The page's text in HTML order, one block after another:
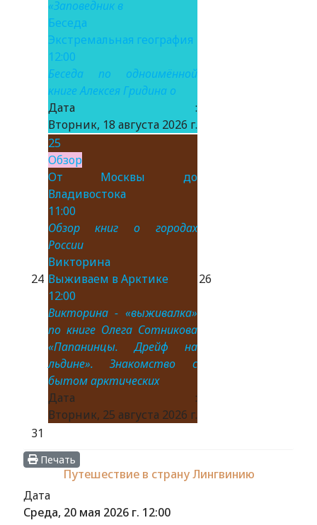
«Заповедник в
Беседа
Экстремальная география
12:00
Беседа по одноимённой
книге Алексея Гридина о
Дата :
Вторник, 18 августа 2026 г.
24
25
Обзор
От Москвы до
Владивостока
11:00
Обзор книг о городах
России
Викторина
Выживаем в Арктике
12:00
Викторина - «выживалка»
по книге Олега Сотникова
«Папанинцы. Дрейф на
льдине». Знакомство с
бытом арктических
Дата :
Вторник, 25 августа 2026 г.
26
31
Печать
Путешествие в страну Лингвинию
Дата
Среда, 20 мая 2026 г. 12:00